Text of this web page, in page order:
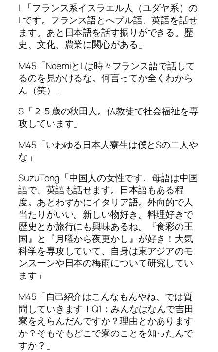
L「フランス系イスラエル人（ユダヤ系）の
Lです。フランス語とへブル語、英語を話せ
ます。あと日本語を話す振りができる。歴
史、文化、農業に関心がある」
M45「NoemiとLは時々フランス語で話して
るのを見かけるな。何言ってか全くわから
ん（笑）」
S「２５歳の秋田人。仏教徒で社会福祉を専
攻しています」
M45「いわゆる日本人寮生は僕とSの二人や
な」
SuzuTong「中国人の女性です。母語は中国
語で、英語も話せます。日本語もある程
度。あとわずかにイタリア語。外向的で人
当たりがいい。新しい物好き。料理好きで
歴史とか旅行にも興味あるね。『食彩の王
国』と『月曜から夜更かし』が好き！大気
科学を専攻していて、自身は東アジアのモ
ンスーンや日本の梅雨について研究してい
ます」
M45「自己紹介はこんなもんやね、では質
問していきます！Q1：みんなはなんで吉田
寮をえらんだんですか？理由とかあります
か？そもそもどこで寮のことを知ったんで
すか？」